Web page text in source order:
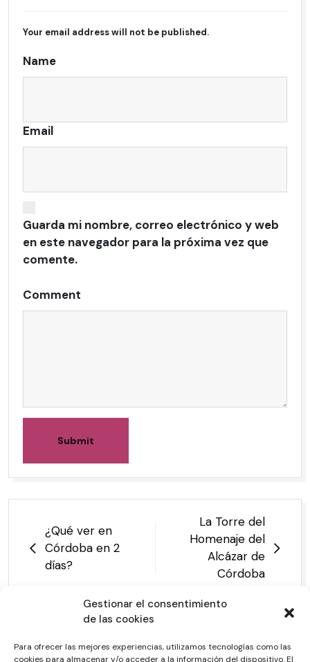
Gestionar el consentimiento
de las cookies
Para ofrecer las mejores experiencias, utilizamos tecnologías como las
cookies para almacenar y/o acceder a la información del dispositivo. El
Your email address will not be published.
Name
Email
Guarda mi nombre, correo electrónico y web
en este navegador para la próxima vez que
comente.
Comment
Submit
¿Qué ver en
Córdoba en 2
días?
La Torre del
Homenaje del
Alcázar de
Córdoba